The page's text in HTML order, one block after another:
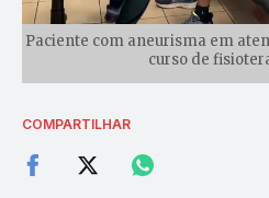
Paciente com aneurisma em
curso de
COMPARTILHAR